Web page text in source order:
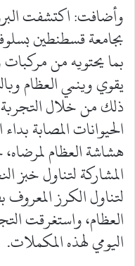
وأضافت: اكتشفت
بما يحتويه من
يقوي وينمي العظام
ذلك من خلال
الحيوانات المصابة
هشاشة العظام
المشاركة لتناول
لتناول الكرز
العظام، واستغرقت
اليومي لهذه المكملات.